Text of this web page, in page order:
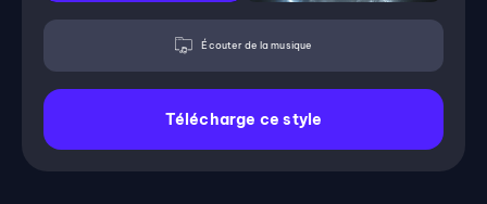
Écouter de la musique
Télécharge ce style